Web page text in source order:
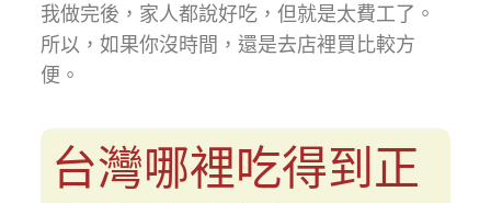
我做完後，家人都說好吃，但就是太費工了。
所以，如果你沒時間，還是去店裡買比較方
便。
台灣哪裡吃得到正